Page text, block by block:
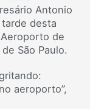
Antonio
desta
de
São Paulo.
aeroporto”,